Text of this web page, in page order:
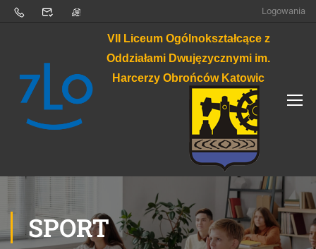
Logowania
VII Liceum Ogólnokształcące z
Oddziałami Dwujęzycznymi im.
Harcerzy Obrońców Katowic
SPORT